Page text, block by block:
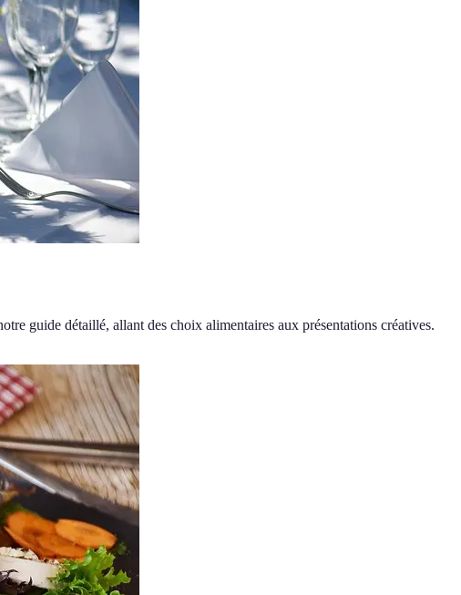
guide détaillé, allant des choix alimentaires aux présentations créatives.